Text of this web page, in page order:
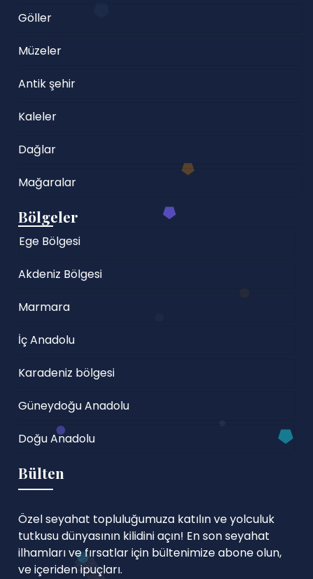
Göller
Müzeler
Antik şehir
Kaleler
Dağlar
Mağaralar
Bölgeler
Ege Bölgesi
Akdeniz Bölgesi
Marmara
İç Anadolu
Karadeniz bölgesi
Güneydoğu Anadolu
Doğu Anadolu
Bülten
Özel seyahat topluluğumuza katılın ve yolculuk
tutkusu dünyasının kilidini açın! En son seyahat
ilhamları ve fırsatlar için bültenimize abone olun,
ve içeriden ipuçları.